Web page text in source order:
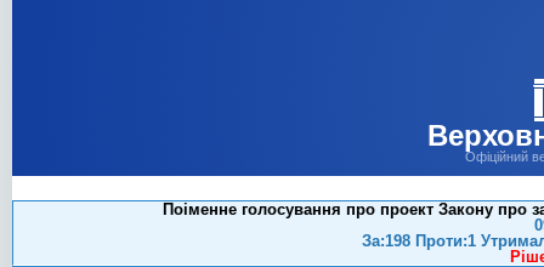
Офіційний
Поіменне голосування про проект Закону про
За:198 Проти:1